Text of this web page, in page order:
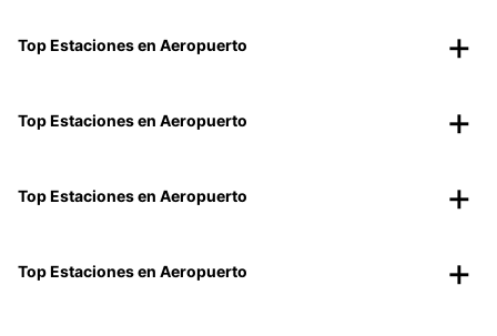
Top Estaciones en Aeropuerto
Top Estaciones en Aeropuerto
Top Estaciones en Aeropuerto
Top Estaciones en Aeropuerto